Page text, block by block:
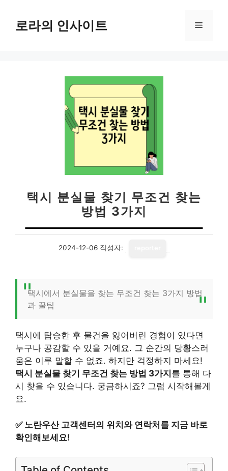
로라의 인사이트 메
택시 분실물 찾기 무조건 찾는
방법 3가지
2024-12-06 작성자:
택시에서 분실물을 찾는 무조건 찾는 3가지 방법
과 꿀팁
택시에 탑승한 후 물건을 잃어버린 경험이 있다면
누구나 공감할 수 있을 거예요. 그 순간의 당황스러
움은 이루 말할 수 없죠. 하지만 걱정하지 마세요!
택시 분실물 찾기 무조건 찾는 방법 3가지 를 통해 다
시 찾을 수 있습니다. 궁금하시죠? 그럼 시작해볼게
요.
✅ 노란우산 고객센터의 위치와 연락처를 지금 바로
확인해보세요!